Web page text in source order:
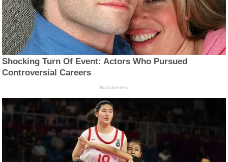
Shocking Turn Of Event: Actors Who Pursued
Controversial Careers
Brainberries